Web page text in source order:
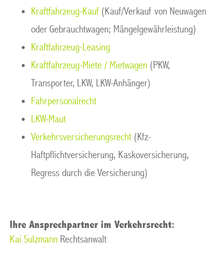
Kraftfahrzeug-Kauf (Kauf/Verkauf von Neuwagen
oder Gebrauchtwagen; Mängelgewährleistung)
Kraftfahrzeug-Leasing
Kraftfahrzeug-Miete / Mietwagen (PKW,
Transporter, LKW, LKW-Anhänger)
Fahrpersonalrecht
LKW-Maut
Verkehrsversicherungsrecht (Kfz-
Haftpflichtversicherung, Kaskoversicherung,
Regress durch die Versicherung)
Ihre Ansprechpartner im Verkehrsrecht:
Kai Sulzmann Rechtsanwalt